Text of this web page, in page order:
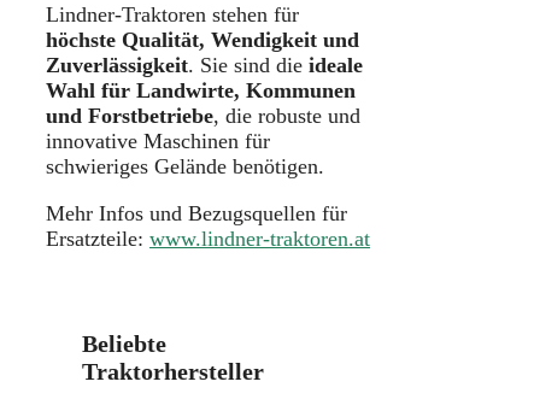
Lindner-Traktoren stehen für
höchste Qualität, Wendigkeit und
Zuverlässigkeit. Sie sind die ideale
Wahl für Landwirte, Kommunen
und Forstbetriebe, die robuste und
innovative Maschinen für
schwieriges Gelände benötigen.
Mehr Infos und Bezugsquellen für
Ersatzteile: www.lindner-traktoren.at
Beliebte
Traktorhersteller